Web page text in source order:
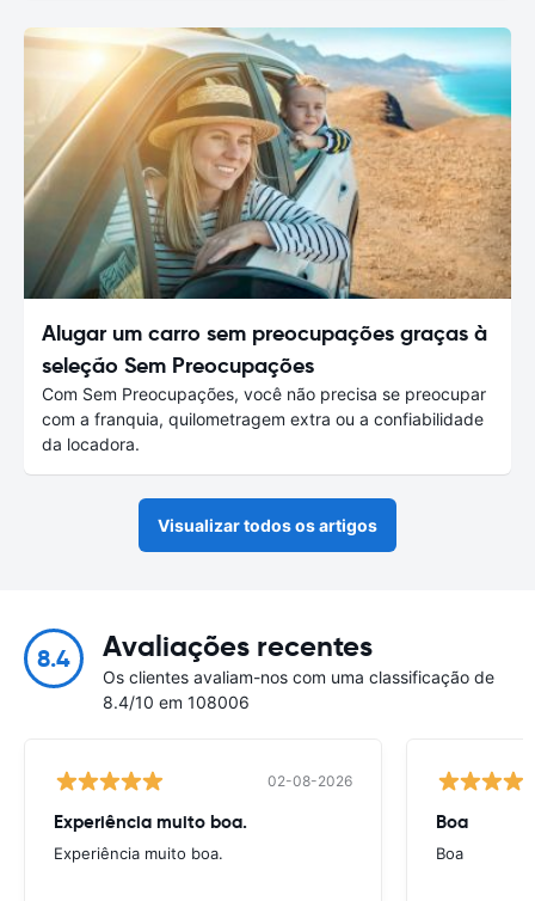
Alugar um carro sem preocupações graças à
seleção Sem Preocupações
Com Sem Preocupações, você não precisa se preocupar
com a franquia, quilometragem extra ou a confiabilidade
da locadora.
Visualizar todos os artigos
8.4 Avaliações recentes
Os clientes avaliam-nos com uma classificação de
8.4/10 em 108006
02-08-2026
Experiência muito boa.
Experiência muito boa.
Boa
Boa